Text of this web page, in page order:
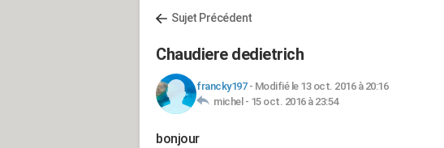
Sujet Précédent
Chaudiere dedietrich
francky197- Modifié le 13 oct. 2016 à 20:16
michel - 15 oct. 2016 à 23:54
bonjour